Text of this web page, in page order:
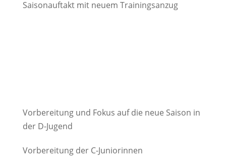
Saisonauftakt mit neuem Trainingsanzug
Vorbereitung und Fokus auf die neue Saison in
der D-Jugend
Vorbereitung der C-Juniorinnen